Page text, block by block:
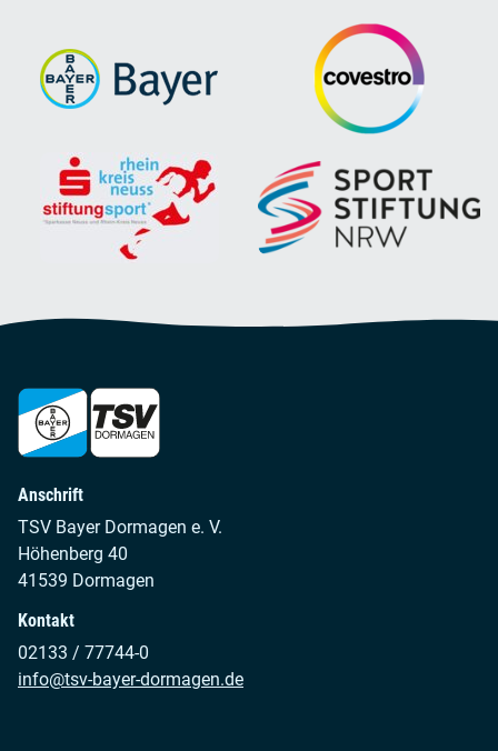
Anschrift
TSV Bayer Dormagen e. V.
Höhenberg 40
41539 Dormagen
Kontakt
02133 / 77744-0
info@tsv-bayer-dormagen.de